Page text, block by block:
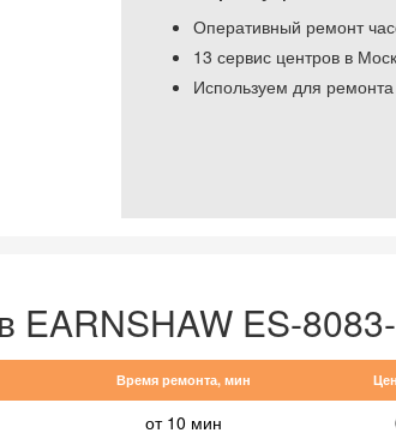
Оперативный ремонт
13 сервис центров в
Используем для
EARNSHAW ES-
Время ремонта, мин
от 10 мин